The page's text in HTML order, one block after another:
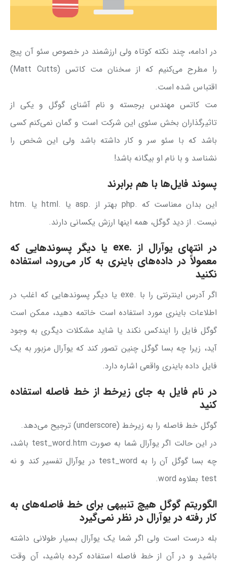
در ادامه، چند نکته کوتاه ولی ارزشمند در خصوص سئو آن پیج
را مطرح می‌کنیم که از سخنان مت کاتس (Matt Cutts)
اقتباس شده است.
مت کاتس مهندس برجسته و نام آشنای گوگل و یکی از
تاثیرگذاران بخش سئوی این شرکت است و گمان نمی‌کنم کسی
باشد که با سئو سر و کار داشته باشد ولی این شخص را
نشناسد و با نام او بیگانه باشد!
پسوند فایل‌ها با هم برابرند
این بدان معناست که .php بهتر از .asp یا .html یا .htm
نیست. از دید گوگل، همه اینها ارزش یکسانی دارند.
در انتهای یوآرال از .exe یا دیگر پسوندهایی که
معمولاً در داده‌های باینری به کار می‌رود، استفاده
نکنید
اگر آدرس اینترنتی را با .exe یا دیگر پسوندهایی که اغلب در
اطلاعات باینری مورد استفاده است خاتمه دهید، ممکن است
گوگل فایل را ایندکس نکند یا شاید مشکلات دیگری به وجود
آید، زیرا چه بسا گوگل چنین تصور کند که یوآرال مزبور به یک
فایل داده باینری واقعی اشاره دارد.
در نام فایل به جای زیرخط از خط فاصله استفاده
کنید
گوگل خط فاصله را به زیرخط (underscore) ترجیح می‌دهد.
در این حالت اگر یوآرال شما به صورت test_word.htm باشد،
چه بسا گوگل آن را به test_word در یوآرال تفسیر کند و نه
test بعلاوه word.
الگوریتم گوگل هیچ تنبیهی برای خط فاصله‌های به
کار رفته در یوآرال در نظر نمی‌گیرد
بله درست است ولی اگر شما یک یوآرال بسیار طولانی داشته
باشید و در آن از خط فاصله استفاده کرده باشید، آن وقت